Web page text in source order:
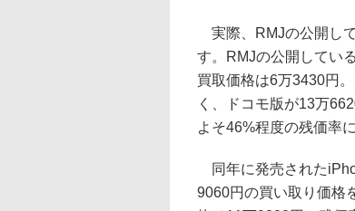
実際、RMJの公開し
す。RMJの公開してい
買取価格は6万3430円
く、ドコモ版が13万
よそ46%程度の残価率
同年に発売された
9060円の買い取り価格